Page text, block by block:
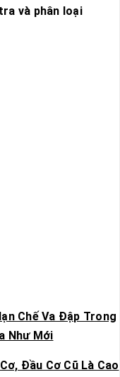
và phân loại
Chế Va Đập Trong
Như Mới
Đầu Cơ Cũ Là Cao